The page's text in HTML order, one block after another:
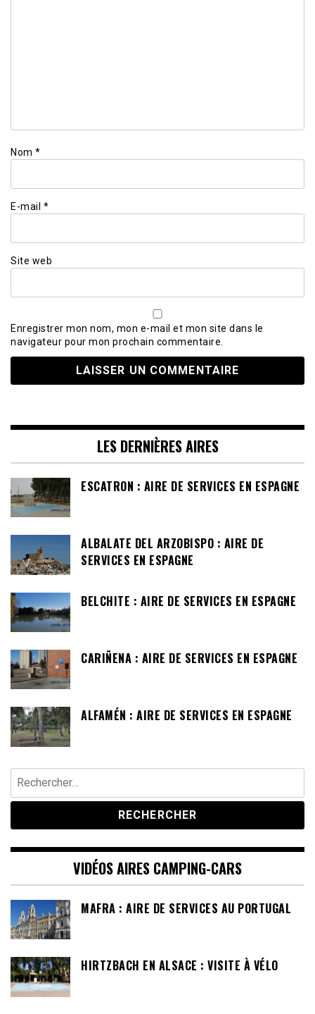
Nom *
E-mail *
Site web
Enregistrer mon nom, mon e-mail et mon site dans le
navigateur pour mon prochain commentaire.
LES DERNIÈRES AIRES
ESCATRON : AIRE DE SERVICES EN ESPAGNE
ALBALATE DEL ARZOBISPO : AIRE DE
SERVICES EN ESPAGNE
BELCHITE : AIRE DE SERVICES EN ESPAGNE
CARIÑENA : AIRE DE SERVICES EN ESPAGNE
ALFAMÉN : AIRE DE SERVICES EN ESPAGNE
Rechercher :
VIDÉOS AIRES CAMPING-CARS
MAFRA : AIRE DE SERVICES AU PORTUGAL
HIRTZBACH EN ALSACE : VISITE À VÉLO